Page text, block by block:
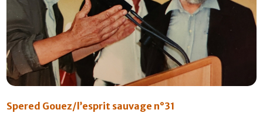
Spered Gouez/l’esprit sauvage n°31